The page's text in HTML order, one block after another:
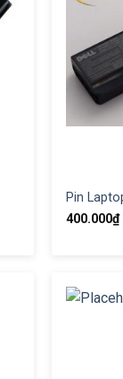
Pin
400.000₫